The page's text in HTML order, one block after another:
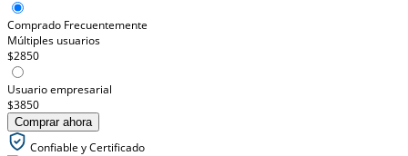
Comprado Frecuentemente
Múltiples usuarios
$2850
Usuario empresarial
$3850
Comprar ahora
Confiable y Certificado